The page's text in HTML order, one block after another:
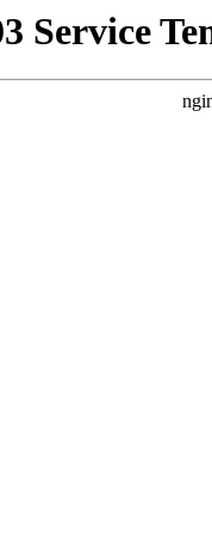
Service